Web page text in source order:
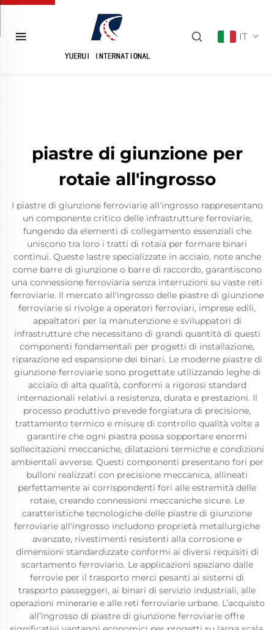
IT
piastre di giunzione per
rotaie all'ingrosso
I piastre di giunzione ferroviarie all'ingrosso rappresentano
un componente critico delle infrastrutture ferroviarie,
fungendo da elementi di collegamento essenziali che
uniscono tra loro i tratti di rotaia per formare binari
continui. Queste lastre specializzate in acciaio, note anche
come barre di giunzione o barre di raccordo, garantiscono
una connessione ferroviaria senza interruzioni su vaste reti
ferroviarie. Il mercato all'ingrosso delle piastre di giunzione
ferroviarie si rivolge a operatori ferroviari, imprese edili,
appaltatori per la manutenzione e sviluppatori di
infrastrutture che necessitano di grandi quantità di questi
componenti fondamentali per progetti di installazione,
riparazione ed espansione dei binari. Le moderne piastre di
giunzione ferroviarie sono progettate utilizzando leghe di
acciaio di alta qualità, conformi a rigorosi standard
internazionali relativi a resistenza, durata e prestazioni. Il
processo produttivo prevede forgiatura di precisione,
trattamento termico e misure di controllo qualità volte a
garantire che ogni piastra possa sopportare enormi
sollecitazioni meccaniche, dilatazioni termiche e condizioni
ambientali avverse. Questi componenti presentano fori per
bulloni realizzati con precisione meccanica, allineati
perfettamente ai corrispondenti fori alle estremità delle
rotaie, creando connessioni meccaniche sicure. Le
caratteristiche tecnologiche delle piastre di giunzione
ferroviarie all'ingrosso includono proprietà metallurgiche
avanzate, rivestimenti resistenti alla corrosione e
dimensioni standardizzate conformi ai diversi requisiti di
scartamento ferroviario. Le applicazioni spaziano dalle
ferrovie per il trasporto merci pesanti ai sistemi di
trasporto passeggeri, ai binari di servizio industriali, alle
operazioni minerarie e alle reti ferroviarie urbane. L’acquisto
all’ingrosso di piastre di giunzione ferroviarie offre